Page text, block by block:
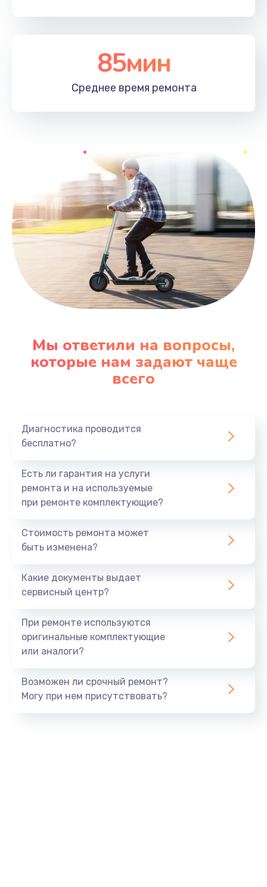
85мин
Среднее время ремонта
Мы ответили на вопросы,
которые нам задают чаще
всего
Диагностика проводится
бесплатно?
Есть ли гарантия на услуги
ремонта и на используемые
при ремонте комплектующие?
Стоимость ремонта может
быть изменена?
Какие документы выдает
сервисный центр?
При ремонте используются
оригинальные комплектующие
или аналоги?
Возможен ли срочный ремонт?
Могу при нем присутствовать?